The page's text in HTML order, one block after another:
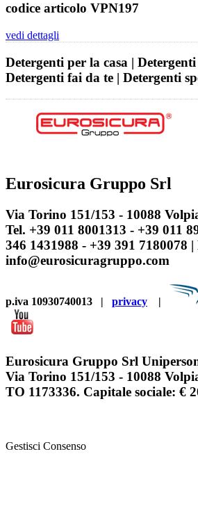
codice articolo VPN197
vedi dettagli
Detergenti per la casa |
Detergenti fai da te | Detergenti
Eurosicura Gruppo Srl
Via Torino 151/153 - 10088
Tel. +39 011 8001313 - +39 011
346 1431988 - +39 391 7180078
info@eurosicuragruppo.com
p.iva 10930740013 | privacy |
Eurosicura Gruppo Srl
Via Torino 151/153 - 10088
TO 1173336. Capitale sociale: €
Gestisci Consenso